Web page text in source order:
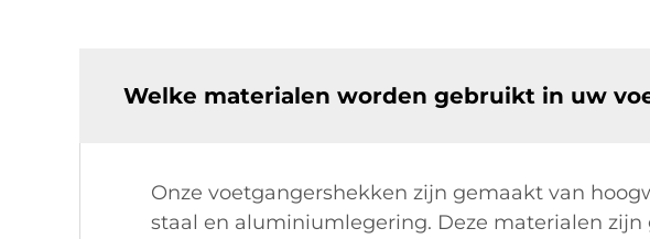
Welke materialen worden gebruikt in uw
Onze voetgangershekken zijn gemaakt van
staal en aluminiumlegering. Deze materialen